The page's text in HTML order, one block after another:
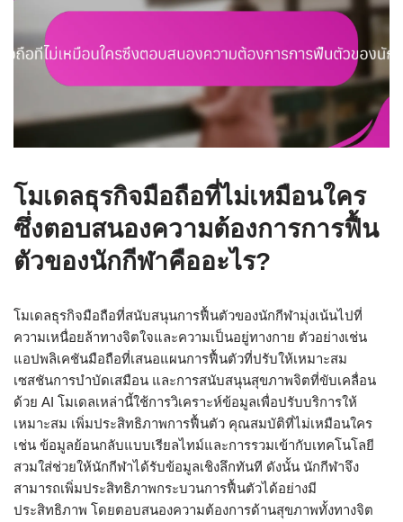
โมเดลธุรกิจมือถือที่ไม่เหมือนใคร
ซึ่งตอบสนองความต้องการการฟื้น
ตัวของนักกีฬาคืออะไร?
โมเดลธุรกิจมือถือที่สนับสนุนการฟื้นตัวของนักกีฬามุ่งเน้นไปที่
ความเหนื่อยล้าทางจิตใจและความเป็นอยู่ทางกาย ตัวอย่างเช่น
แอปพลิเคชันมือถือที่เสนอแผนการฟื้นตัวที่ปรับให้เหมาะสม
เซสชันการบำบัดเสมือน และการสนับสนุนสุขภาพจิตที่ขับเคลื่อน
ด้วย AI โมเดลเหล่านี้ใช้การวิเคราะห์ข้อมูลเพื่อปรับบริการให้
เหมาะสม เพิ่มประสิทธิภาพการฟื้นตัว คุณสมบัติที่ไม่เหมือนใคร
เช่น ข้อมูลย้อนกลับแบบเรียลไทม์และการรวมเข้ากับเทคโนโลยี
สวมใส่ช่วยให้นักกีฬาได้รับข้อมูลเชิงลึกทันที ดังนั้น นักกีฬาจึง
สามารถเพิ่มประสิทธิภาพกระบวนการฟื้นตัวได้อย่างมี
ประสิทธิภาพ โดยตอบสนองความต้องการด้านสุขภาพทั้งทางจิต